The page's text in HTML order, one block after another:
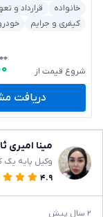
خانواده
قرارداد و
کیفری و جرایم
شروع قیمت از
دریافت
مینا امیری
وکیل پایه یک
۴.۹
۲ سال پیش